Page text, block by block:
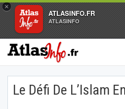
×
ATLASINFO.FR
ATLASINFO
Le Défi De L’Islam